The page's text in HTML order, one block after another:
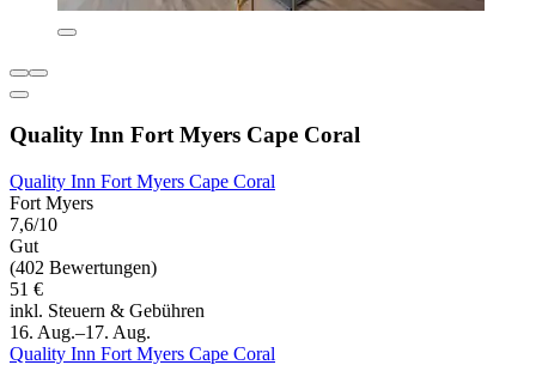
Quality Inn Fort Myers Cape Coral
Quality Inn Fort Myers Cape Coral
Fort Myers
7,6/10
Gut
(402 Bewertungen)
51 €
inkl. Steuern & Gebühren
16. Aug.–17. Aug.
Quality Inn Fort Myers Cape Coral